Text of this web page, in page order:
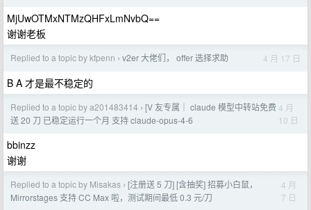
MjUwOTMxNTMzQHFxLmNvbQ==
谢谢老板
Replied to a topic by kfpenn › v2er 大佬们， offer 选择求助 4 月 17 日
B A 才是最不稳定的
Replied to a topic by a201483414 › [V 友专属｜ claude 模型中转站免费
送 20 刀 已稳定运行一个月 支持 claude-opus-4-6
4 月
10 日
bbinzz
谢谢
Replied to a topic by Misakas › [注册送 5 刀] [含抽奖] 招募小白鼠，
Mirrorstages 支持 CC Max 啦，测试期间最低 0.3 元/刀
4 月
7 日